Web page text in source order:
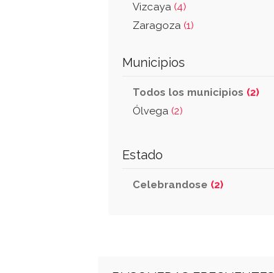
Vizcaya (4)
Zaragoza (1)
Municipios
Todos los municipios (2)
Ólvega (2)
Estado
Celebrandose (2)